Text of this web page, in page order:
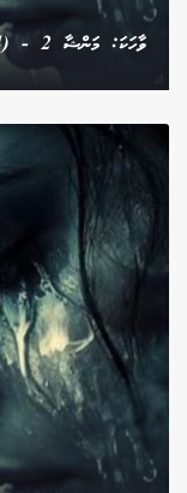
ވާހަކަ: މަންޝާ 2 - (54)